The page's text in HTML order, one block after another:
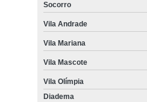
Socorro
Vila Andrade
Vila Mariana
Vila Mascote
Vila Olímpia
Diadema